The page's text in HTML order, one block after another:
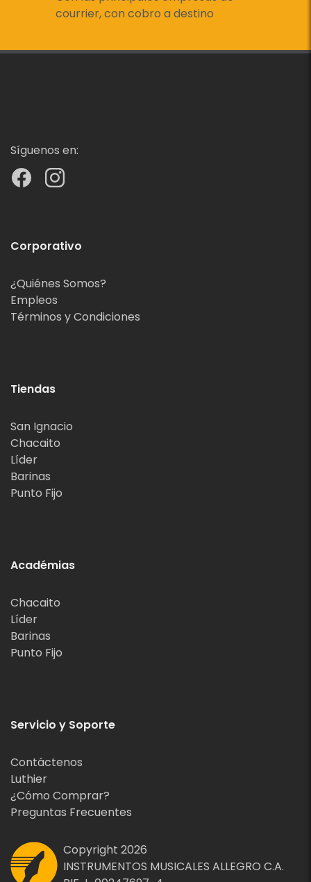
courrier, con cobro a destino
Síguenos en:
Corporativo
¿Quiénes Somos?
Empleos
Términos y Condiciones
Tiendas
San Ignacio
Chacaito
Líder
Barinas
Punto Fijo
Académias
Chacaito
Líder
Barinas
Punto Fijo
Servicio y Soporte
Contáctenos
Luthier
¿Cómo Comprar?
Preguntas Frecuentes
Copyright 2026
INSTRUMENTOS MUSICALES ALLEGRO C.A.